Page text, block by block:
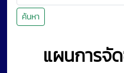
ค้นหา
แผนการจั